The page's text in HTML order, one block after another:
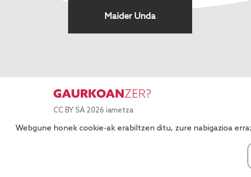
Maider Unda
CC BY SA 2026 iametza
Webgune honek cookie-ak erabiltzen ditu, zure nabigazioa